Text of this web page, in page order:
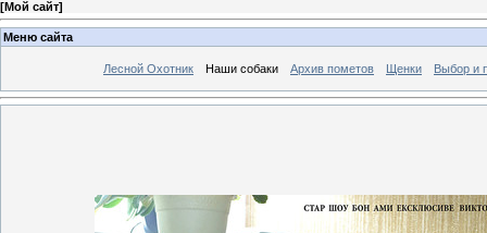
[Мой сайт]
Меню сайта
Лесной Охотник Наши собаки Архив пометов Щенки Выбор и